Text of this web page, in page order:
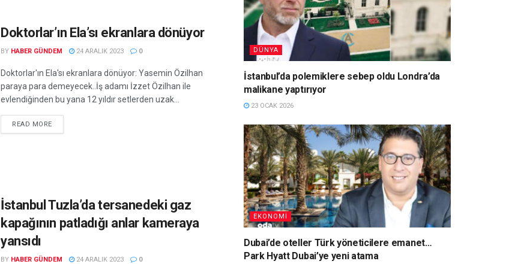
Doktorlar’ın Ela’sı ekranlara dönüyor
BY HABER GÜNDEM 24 ARALIK 2023 0
Doktorlar'ın Ela'sı ekranlara dönüyor: Yasemin Özilhan
paraya para demeyecek..İş adamı İzzet Özilhan ile
evlendiğinden bu yana 12 yıldır setlerden uzak...
READ MORE
İstanbul Tuzla’da tersanedeki gaz
kapağının patladığı anlar kameraya
yansıdı
BY HABER GÜNDEM 24 ARALIK 2023 0
DÜNYA
İstanbul’da polemiklere sebep oldu Londra’da
malikane yaptırıyor
23 OCAK 2026
EKONOMI
Dubai’de oteller Türk yöneticilere emanet…
Park Hyatt Dubai’ye yeni atama